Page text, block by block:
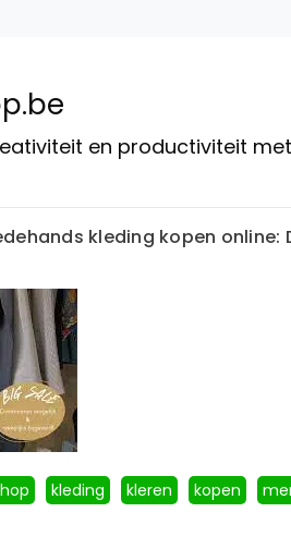
en productiviteit
kleding kopen online:
kleding kleren kopen